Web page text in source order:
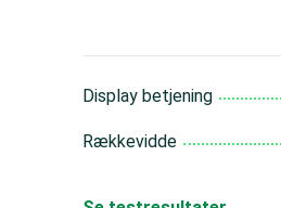
Display betjening
Rækkevidde